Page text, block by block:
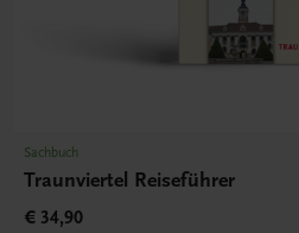
Sachbuch
Traunviertel Reiseführer
€ 34,90